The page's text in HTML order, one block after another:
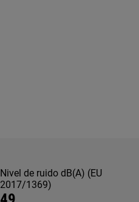
Nivel de ruido dB(A) (EU
2017/1369)